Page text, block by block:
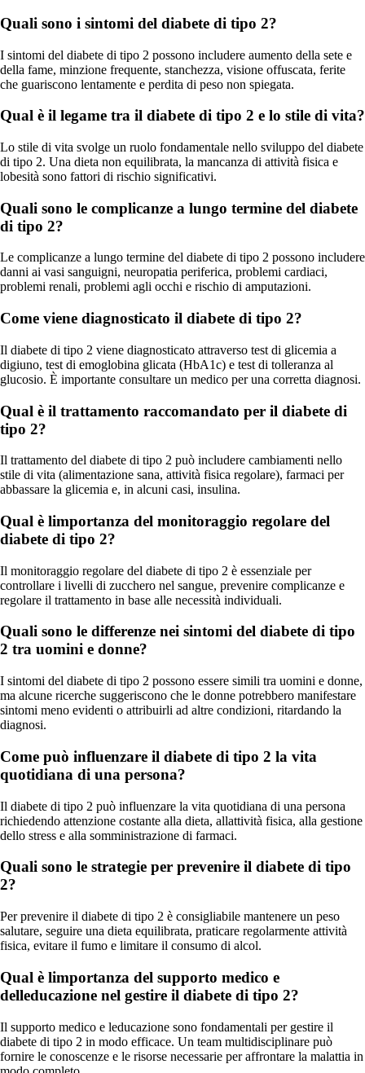
Quali sono i sintomi del diabete di tipo 2?
I sintomi del diabete di tipo 2 possono includere aumento della sete e
della fame, minzione frequente, stanchezza, visione offuscata, ferite
che guariscono lentamente e perdita di peso non spiegata.
Qual è il legame tra il diabete di tipo 2 e lo stile di vita?
Lo stile di vita svolge un ruolo fondamentale nello sviluppo del diabete
di tipo 2. Una dieta non equilibrata, la mancanza di attività fisica e
lobesità sono fattori di rischio significativi.
Quali sono le complicanze a lungo termine del diabete
di tipo 2?
Le complicanze a lungo termine del diabete di tipo 2 possono includere
danni ai vasi sanguigni, neuropatia periferica, problemi cardiaci,
problemi renali, problemi agli occhi e rischio di amputazioni.
Come viene diagnosticato il diabete di tipo 2?
Il diabete di tipo 2 viene diagnosticato attraverso test di glicemia a
digiuno, test di emoglobina glicata (HbA1c) e test di tolleranza al
glucosio. È importante consultare un medico per una corretta diagnosi.
Qual è il trattamento raccomandato per il diabete di
tipo 2?
Il trattamento del diabete di tipo 2 può includere cambiamenti nello
stile di vita (alimentazione sana, attività fisica regolare), farmaci per
abbassare la glicemia e, in alcuni casi, insulina.
Qual è limportanza del monitoraggio regolare del
diabete di tipo 2?
Il monitoraggio regolare del diabete di tipo 2 è essenziale per
controllare i livelli di zucchero nel sangue, prevenire complicanze e
regolare il trattamento in base alle necessità individuali.
Quali sono le differenze nei sintomi del diabete di tipo
2 tra uomini e donne?
I sintomi del diabete di tipo 2 possono essere simili tra uomini e donne,
ma alcune ricerche suggeriscono che le donne potrebbero manifestare
sintomi meno evidenti o attribuirli ad altre condizioni, ritardando la
diagnosi.
Come può influenzare il diabete di tipo 2 la vita
quotidiana di una persona?
Il diabete di tipo 2 può influenzare la vita quotidiana di una persona
richiedendo attenzione costante alla dieta, allattività fisica, alla gestione
dello stress e alla somministrazione di farmaci.
Quali sono le strategie per prevenire il diabete di tipo
2?
Per prevenire il diabete di tipo 2 è consigliabile mantenere un peso
salutare, seguire una dieta equilibrata, praticare regolarmente attività
fisica, evitare il fumo e limitare il consumo di alcol.
Qual è limportanza del supporto medico e
delleducazione nel gestire il diabete di tipo 2?
Il supporto medico e leducazione sono fondamentali per gestire il
diabete di tipo 2 in modo efficace. Un team multidisciplinare può
fornire le conoscenze e le risorse necessarie per affrontare la malattia in